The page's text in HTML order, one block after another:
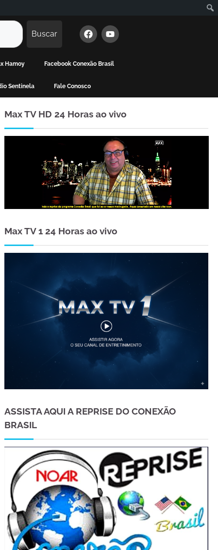
Buscar
Hamoy Facebook Conexão Brasil
Sentinela Fale Conosco
Max TV HD 24 Horas ao vivo
Max TV 1 24 Horas ao vivo
ASSISTA AQUI A REPRISE DO CONEXÃO
BRASIL